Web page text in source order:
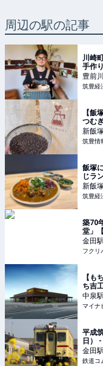
周辺の駅の記事
川崎
手作
豊前
筑豊経
【飯
つむ
新飯
筑豊情
飯塚
じラ
新飯
筑豊経
築70
堂」
金田駅
フクリ
【も
ち吉
餅、
中泉駅
マイナ
平成
日）
金田駅
鉄道コ